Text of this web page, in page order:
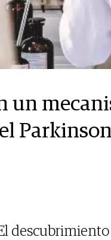
un
descubrimiento